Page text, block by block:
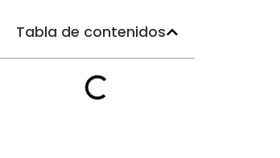
Tabla de contenidos